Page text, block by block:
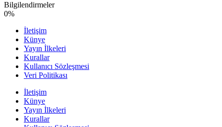
Bilgilendirmeler
0%
İletişim
Künye
Yayın İlkeleri
Kurallar
Kullanıcı Sözleşmesi
Veri Politikası
İletişim
Künye
Yayın İlkeleri
Kurallar